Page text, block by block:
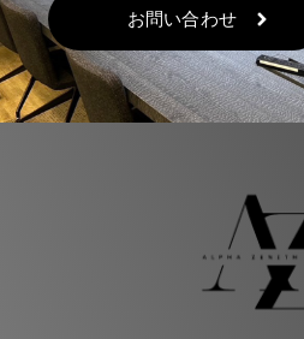
お問い合わせ